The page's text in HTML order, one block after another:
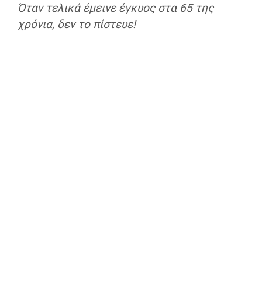
Όταν τελικά έμεινε έγκυος στα 65 της
χρόνια, δεν το πίστευε!